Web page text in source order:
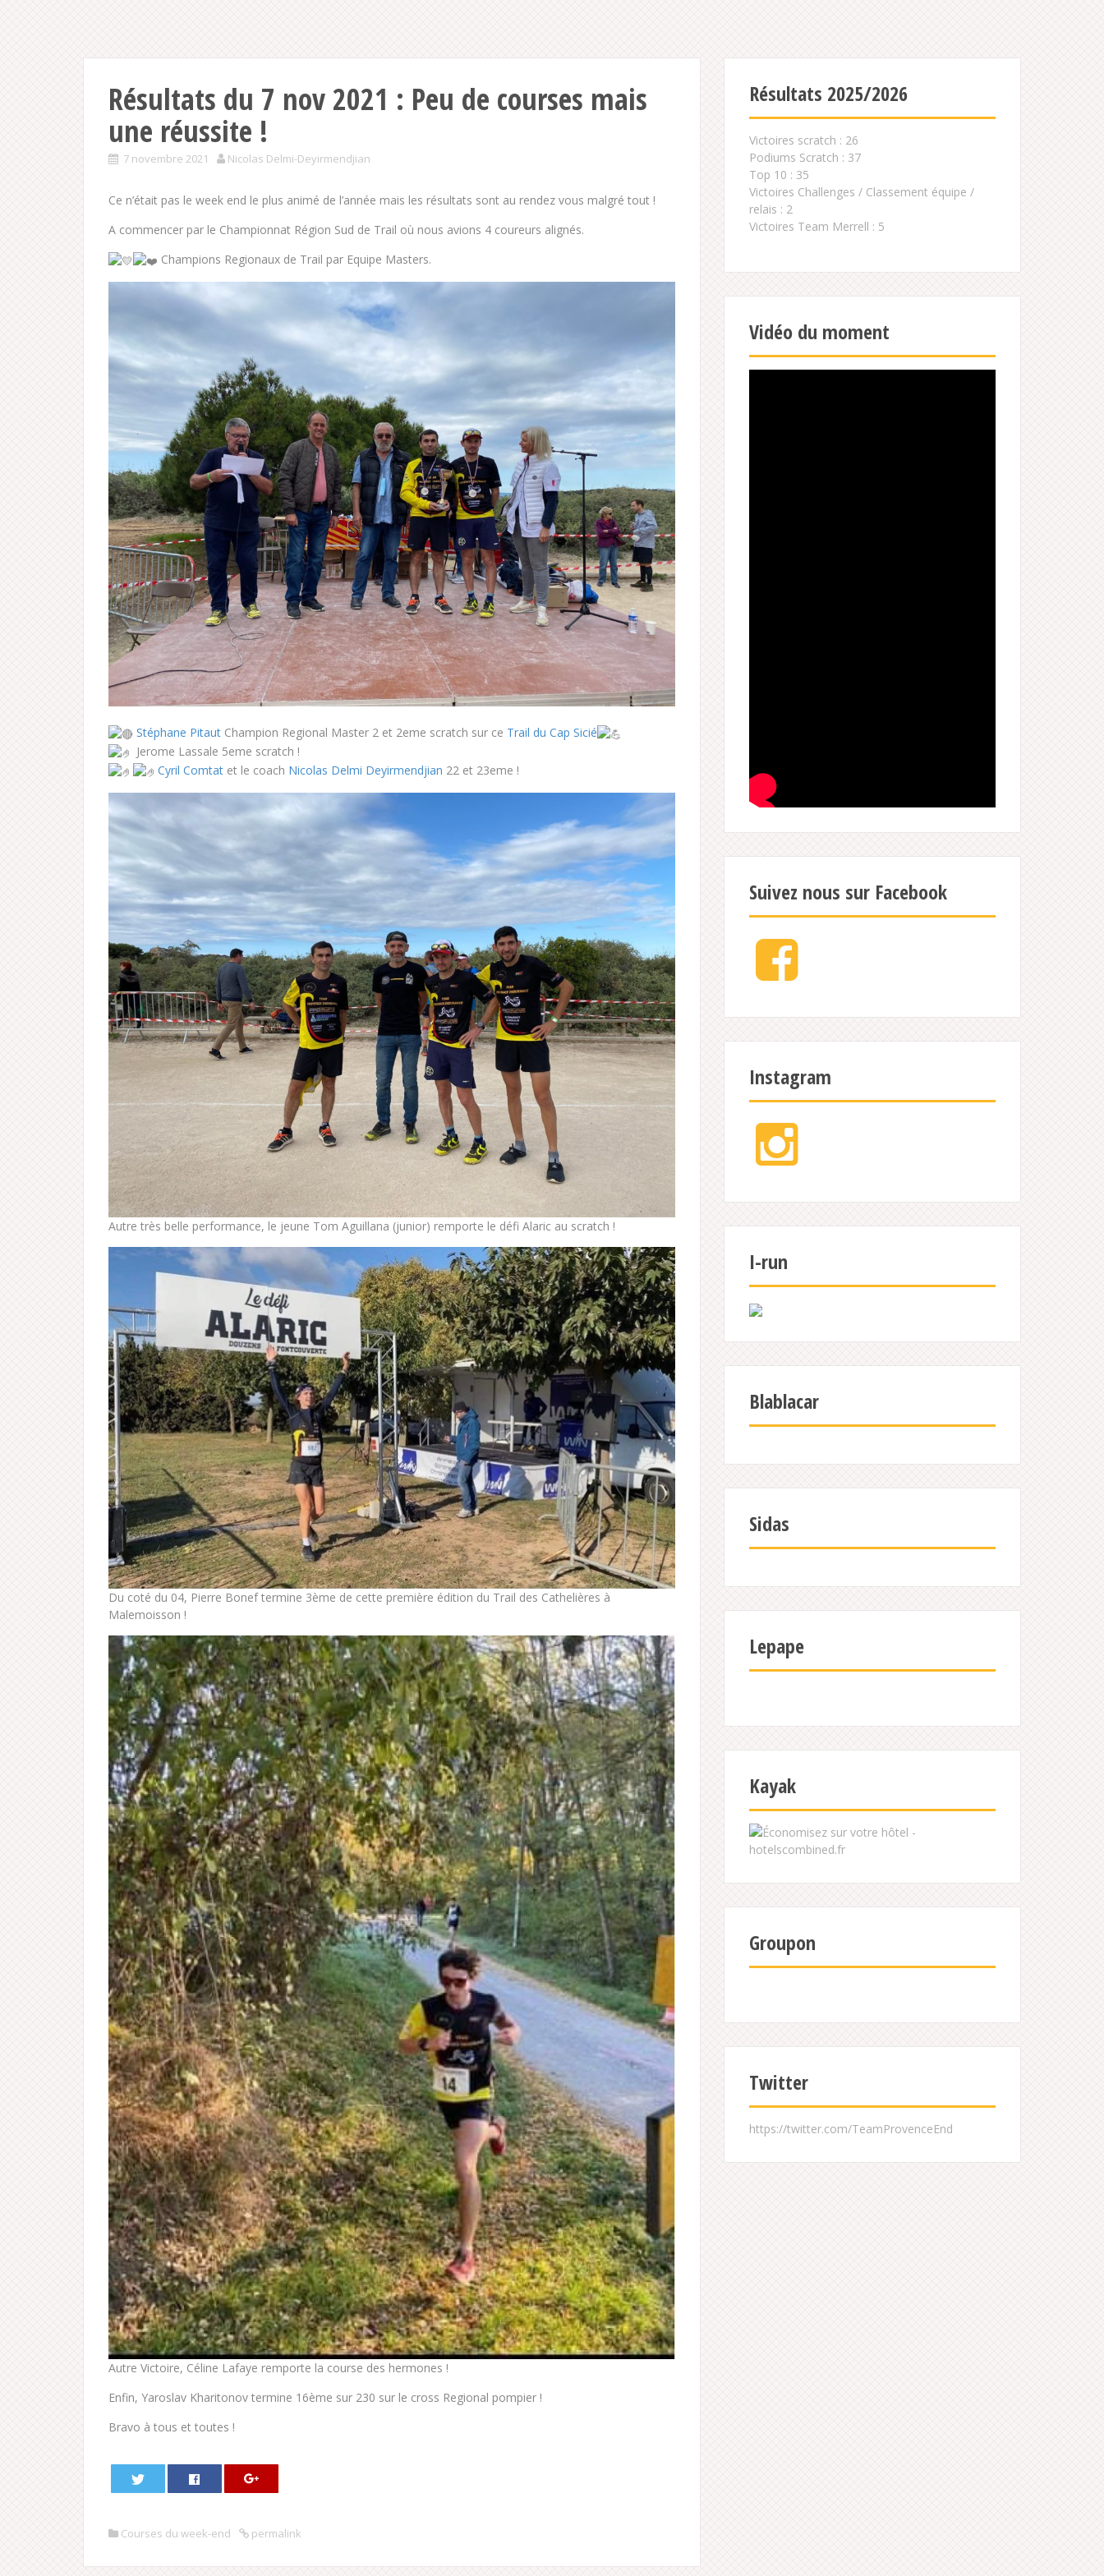
Résultats du 7 nov 2021 : Peu de courses mais
une réussite !
7 novembre 2021 Nicolas Delmi-Deyirmendjian
Ce n’était pas le week end le plus animé de l’année mais les résultats sont au rendez vous malgré tout !
A commencer par le Championnat Région Sud de Trail où nous avions 4 coureurs alignés.
Champions Regionaux de Trail par Equipe Masters.
Stéphane Pitaut Champion Regional Master 2 et 2eme scratch sur ce Trail du Cap Sicié
Jerome Lassale 5eme scratch !
Cyril Comtat et le coach Nicolas Delmi Deyirmendjian 22 et 23eme !
Autre très belle performance, le jeune Tom Aguillana (junior) remporte le défi Alaric au scratch !
Du coté du 04, Pierre Bonef termine 3ème de cette première édition du Trail des Cathelières à
Malemoisson !
Autre Victoire, Céline Lafaye remporte la course des hermones !
Enfin, Yaroslav Kharitonov termine 16ème sur 230 sur le cross Regional pompier !
Bravo à tous et toutes !
Courses du week-end permalink
Résultats 2025/2026
Victoires scratch : 26
Podiums Scratch : 37
Top 10 : 35
Victoires Challenges / Classement équipe /
relais : 2
Victoires Team Merrell : 5
Vidéo du moment
Suivez nous sur Facebook
Facebook
Instagram
Instagram
I-run
Blablacar
Sidas
Lepape
Kayak
Groupon
Twitter
https://twitter.com/TeamProvenceEnd